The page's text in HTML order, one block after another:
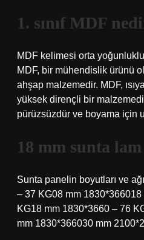
1. sınıf MDF
MDF kelimesi orta
MDF, bir mühendislik ürünü
ahşap malzemedir. MDF,
yüksek dirençli bir
pürüzsüzdür ve boyama için
18 mm sunta
Sunta panelin boyutları ve
– 37 KG08 mm
KG18 mm 1830*3660 – 76
mm 1830*366030 mm